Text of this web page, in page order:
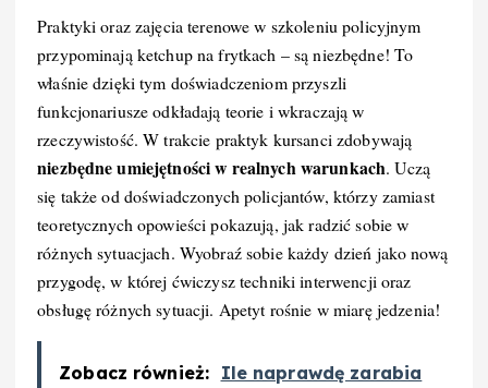
Praktyki oraz zajęcia terenowe w szkoleniu policyjnym
przypominają ketchup na frytkach – są niezbędne! To
właśnie dzięki tym doświadczeniom przyszli
funkcjonariusze odkładają teorie i wkraczają w
rzeczywistość. W trakcie praktyk kursanci zdobywają
niezbędne umiejętności w realnych warunkach. Uczą
się także od doświadczonych policjantów, którzy zamiast
teoretycznych opowieści pokazują, jak radzić sobie w
różnych sytuacjach. Wyobraź sobie każdy dzień jako nową
przygodę, w której ćwiczysz techniki interwencji oraz
obsługę różnych sytuacji. Apetyt rośnie w miarę jedzenia!
Zobacz również: Ile naprawdę zarabia